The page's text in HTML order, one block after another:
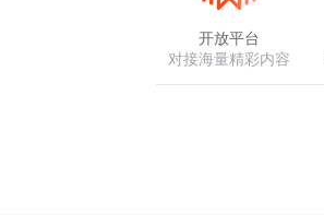
开放平台
对接海量精彩内容